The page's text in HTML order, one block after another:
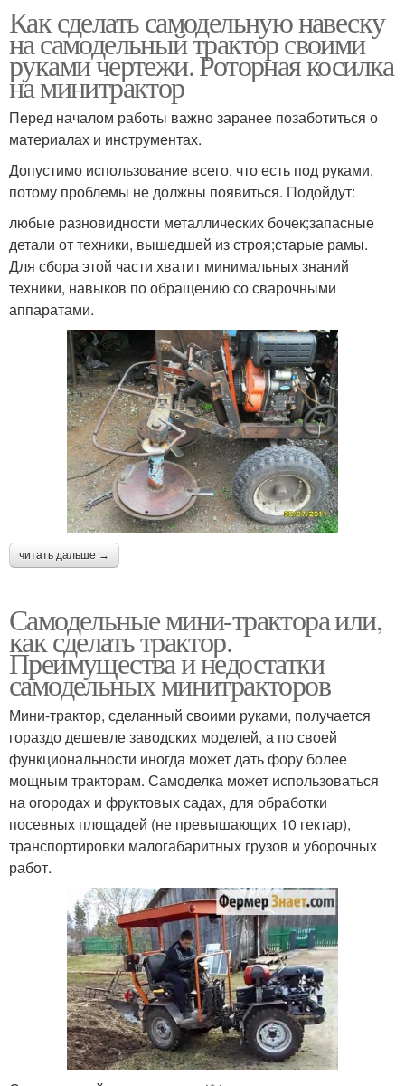
Как сделать самодельную навеску
на самодельный трактор своими
руками чертежи. Роторная косилка
на минитрактор
Перед началом работы важно заранее позаботиться о
материалах и инструментах.
Допустимо использование всего, что есть под руками,
потому проблемы не должны появиться. Подойдут:
любые разновидности металлических бочек;запасные
детали от техники, вышедшей из строя;старые рамы.
Для сбора этой части хватит минимальных знаний
техники, навыков по обращению со сварочными
аппаратами.
читать дальше →
Самодельные мини-трактора или,
как сделать трактор.
Преимущества и недостатки
самодельных минитракторов
Мини-трактор, сделанный своими руками, получается
гораздо дешевле заводских моделей, а по своей
функциональности иногда может дать фору более
мощным тракторам. Самоделка может использоваться
на огородах и фруктовых садах, для обработки
посевных площадей (не превышающих 10 гектар),
транспортировки малогабаритных грузов и уборочных
работ.